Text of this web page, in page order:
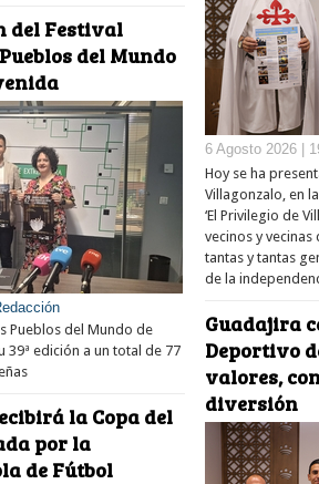
del Festival
del Mundo
Pueblos del Mundo de
39ª edición a un total de 77
la Copa del
por la
de Fútbol
6 Agosto 2026 |
Hoy se ha
Villagonzalo, en
‘El Privilegio de
vecinos y
tantas y tantas
de la
Guadajira
Deportivo
valores,
diversión